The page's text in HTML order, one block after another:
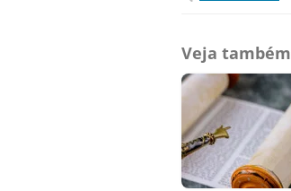
Veja também